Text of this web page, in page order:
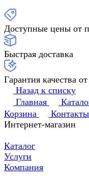
Доступные цены от
Быстрая доставка
Гарантия качества
Назад к списку
Главная
Корзина
Контакты
Интернет-магазин
Каталог
Услуги
Компания